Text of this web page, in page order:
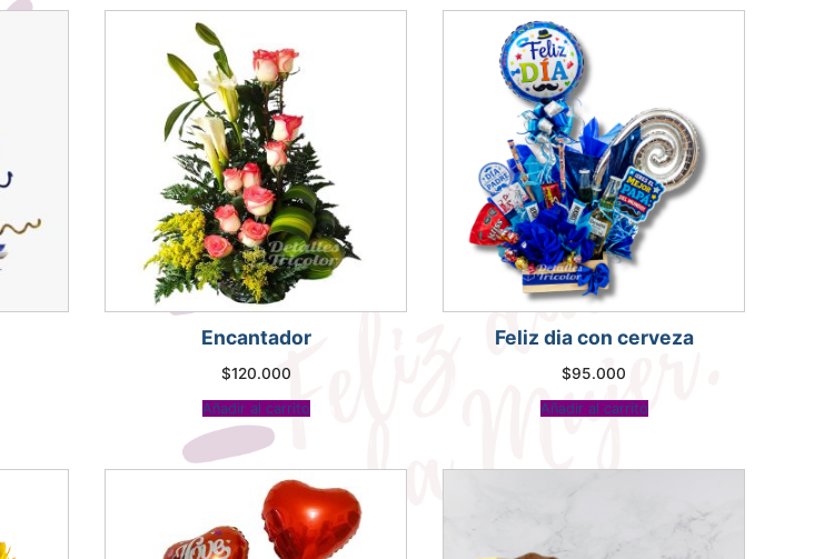
Encantador
$120.000
Añadir al carrito
Feliz dia con cerveza
$95.000
Añadir al carrito